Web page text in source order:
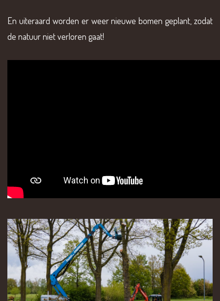
En uiteraard worden er weer nieuwe bomen geplant, zodat
de natuur niet verloren gaat!